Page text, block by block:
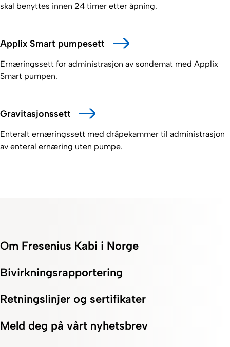
skal benyttes innen 24 timer etter åpning.
Ernæringssett for administrasjon av sondemat med Applix
Smart pumpen.
Applix Smart pumpesett
Enteralt ernæringssett med dråpekammer til administrasjon
av enteral ernæring uten pumpe.
Gravitasjonssett
Om Fresenius Kabi i Norge
Bivirkningsrapportering
Retningslinjer og sertifikater
Meld deg på vårt nyhetsbrev